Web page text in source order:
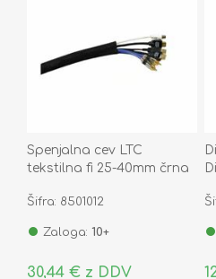
Spenjalna cev LTC
tekstilna fi 25-40mm črna
Šifra: 8501012
Zaloga: 10+
30,44 € z DDV